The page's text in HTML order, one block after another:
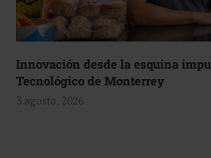
Innovación desde la esquina
Tecnológico de Monterrey
3 agosto, 2026